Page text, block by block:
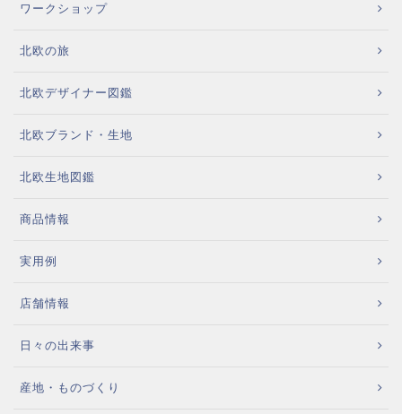
ワークショップ
北欧の旅
北欧デザイナー図鑑
北欧ブランド・生地
北欧生地図鑑
商品情報
実用例
店舗情報
日々の出来事
産地・ものづくり